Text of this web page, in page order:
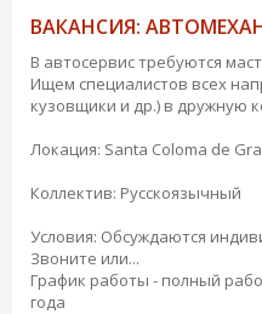
ВАКАНСИЯ:
В автосервис требуются
Ищем специалистов всех
кузовщики и др.) в дружную
Локация: Santa Coloma de
Коллектив: Русскоязычный
Условия: Обсуждаются
Звоните или...
График работы - полный
года